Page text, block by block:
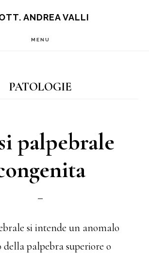
ANDREA VALLI
MENU
PATOLOGIE
palpebrale
si intende un anomalo
della palpebra superiore o